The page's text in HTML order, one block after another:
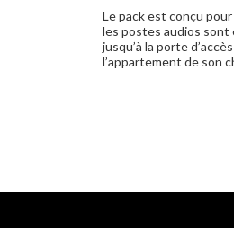
Le pack est conçu
les postes audios sont
jusqu’à la porte
l’appartement de son